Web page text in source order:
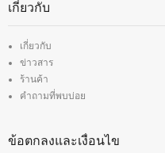
เกี่ยวกับ
เกี่ยวกับ
ข่าวสาร
ร้านค้า
คำถามที่พบบ่อย
ข้อตกลงและเงื่อนไข